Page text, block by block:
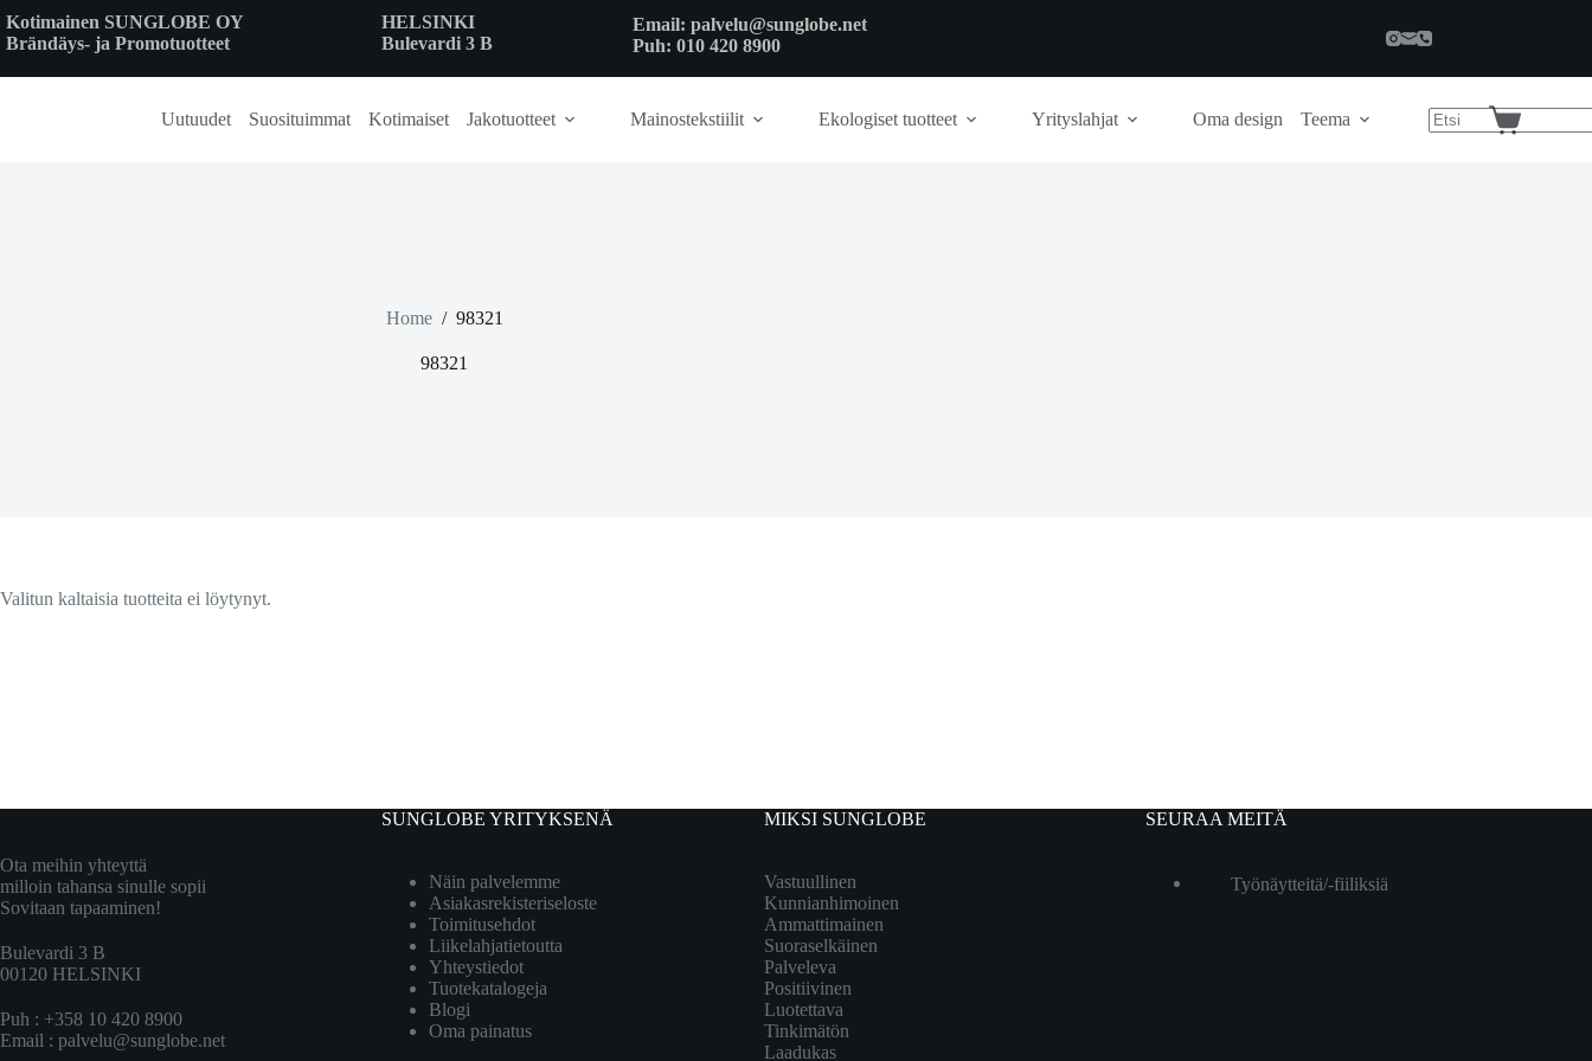
to
content
Kotimainen SUNGLOBE OY
Brändäys- ja Promotuotteet
HELSINKI
Bulevardi 3 B
Email: palvelu@sunglobe.net
Puh: 010 420 8900
Uutuudet Suosituimmat Kotimaiset Jakotuotteet Mainostekstiilit Ekologiset tuotteet Yrityslahjat Oma design Teema
Shopping
Home / 98321
98321
Valitun kaltaisia tuotteita ei löytynyt.
Ota meihin yhteyttä
milloin tahansa sinulle sopii
Sovitaan tapaaminen!
Bulevardi 3 B
00120 HELSINKI
Puh : +358 10 420 8900
Email : palvelu@sunglobe.net
SUNGLOBE YRITYKSENÄ
Näin palvelemme
Asiakasrekisteriseloste
Toimitusehdot
Liikelahjatietoutta
Yhteystiedot
Tuotekatalogeja
Blogi
Oma painatus
MIKSI SUNGLOBE
Vastuullinen
Kunnianhimoinen
Ammattimainen
Suoraselkäinen
Palveleva
Positiivinen
Luotettava
Tinkimätön
Laadukas
SEURAA MEITÄ
Työnäytteitä/-fiiliksiä